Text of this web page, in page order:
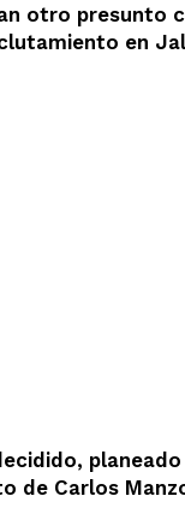
otro presunto
en
de Carlos